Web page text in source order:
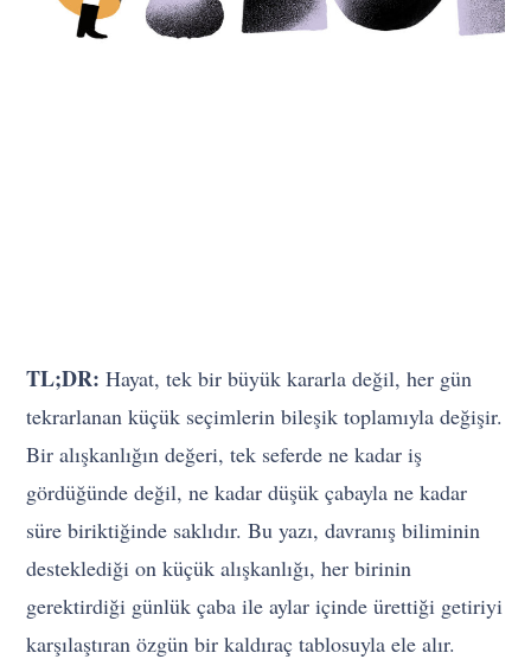
TL;DR: Hayat, tek bir büyük kararla değil, her gün
tekrarlanan küçük seçimlerin bileşik toplamıyla değişir.
Bir alışkanlığın değeri, tek seferde ne kadar iş
gördüğünde değil, ne kadar düşük çabayla ne kadar
süre biriktiğinde saklıdır. Bu yazı, davranış biliminin
desteklediği on küçük alışkanlığı, her birinin
gerektirdiği günlük çaba ile aylar içinde ürettiği getiriyi
karşılaştıran özgün bir kaldıraç tablosuyla ele alır.